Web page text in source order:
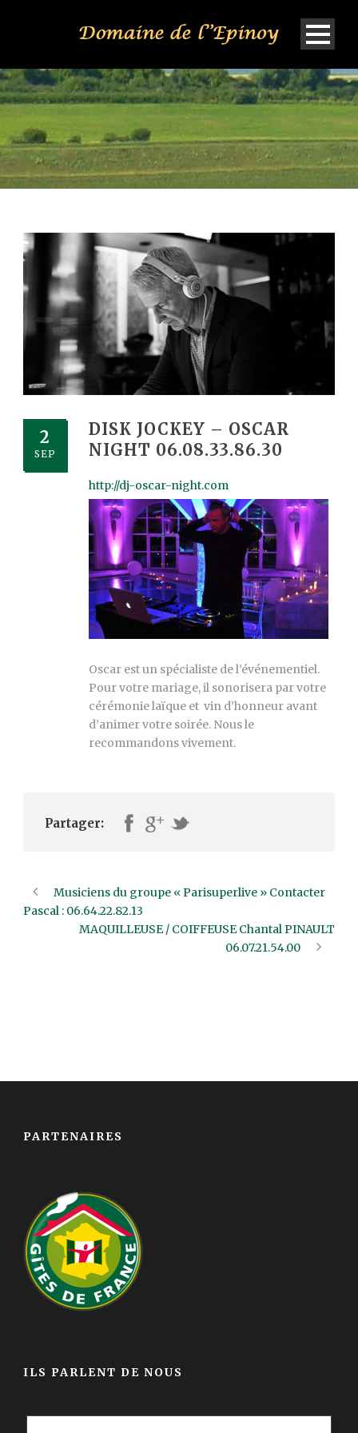
2
SEP
DISK JOCKEY – OSCAR
NIGHT 06.08.33.86.30
http://dj-oscar-night.com
Oscar est un spécialiste de l’événementiel.
Pour votre mariage, il sonorisera par votre
cérémonie laïque et vin d’honneur avant
d’animer votre soirée. Nous le
recommandons vivement.
Partager:
Musiciens du groupe « Parisuperlive » Contacter
Pascal : 06.64.22.82.13
MAQUILLEUSE / COIFFEUSE Chantal PINAULT
06.07.21.54.00
PARTENAIRES
ILS PARLENT DE NOUS